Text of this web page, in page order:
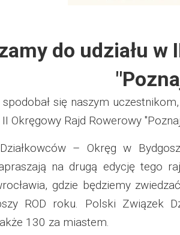
Działkowca 2014
Działkowca 2019
Działkowca 2022
Działkowca 2023
Działkowca 2024
do udziału w
się naszym
Okręgowy Rajd Rowerowy
– Okręg w
na drugą edycję tego
gdzie będziemy
ROD roku. Polski Związek
130 za miastem.